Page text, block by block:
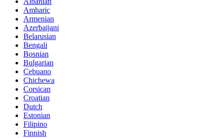
Amharic
Armenian
Azerbaijani
Belarusian
Bengali
Bosnian
Bulgarian
Cebuano
Chichewa
Corsican
Croatian
Dutch
Estonian
Filipino
Finnish